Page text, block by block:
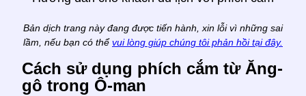
Bản dịch trang này đang được tiến hành, xin lỗi vì những sai
lầm, nếu bạn có thể vui lòng giúp chúng tôi phản hồi tại đây.
Cách sử dụng phích cắm từ Ăng-
gô trong Ô-man